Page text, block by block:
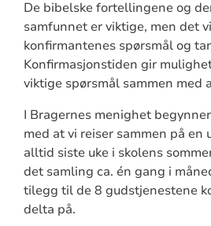
De bibelske fortellingene og
samfunnet er viktige, men det
konfirmantenes spørsmål og
Konfirmasjonstiden gir
viktige spørsmål sammen med
I Bragernes menighet
med at vi reiser sammen på en
alltid siste uke i skolens
det samling ca. én gang i
tilegg til de 8 gudstjenestene
delta på.